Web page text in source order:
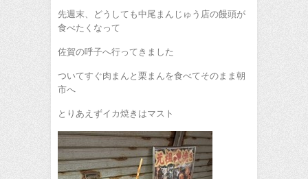
先週末、どうしても中尾まんじゅう店の饅頭が
食べたくなって
佐賀の呼子へ行ってきました
ついてすぐ肉まんと栗まんを食べてそのまま朝
市へ
とりあえずイカ焼きはマスト